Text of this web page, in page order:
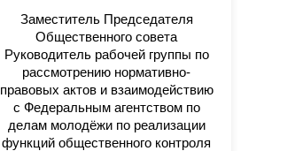
Заместитель Председателя
Общественного совета
Руководитель рабочей группы по
рассмотрению нормативно-
правовых актов и взаимодействию
с Федеральным агентством по
делам молодёжи по реализации
функций общественного контроля